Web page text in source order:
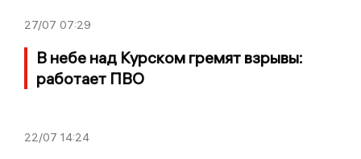
27/07 07:29
В небе над Курском гремят взрывы:
работает ПВО
22/07 14:24